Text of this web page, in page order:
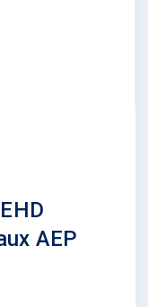
AEP